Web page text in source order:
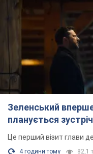
Зеленський
планується
Це перший візит глави
4 години тому 82,1 т.